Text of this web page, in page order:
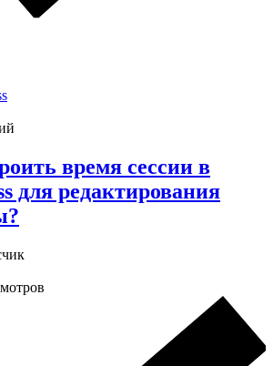
время сессии в
для редактирования